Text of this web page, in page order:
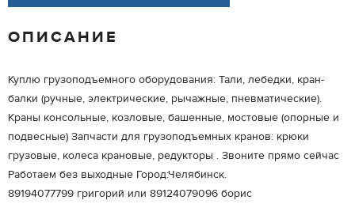
ОПИСАНИЕ
Куплю грузоподъемного оборудования: Тали, лебедки, кран-
балки (ручные, электрические, рычажные, пневматические).
Краны консольные, козловые, башенные, мостовые (опорные и
подвесные) Запчасти для грузоподъемных кранов: крюки
грузовые, колеса крановые, редукторы . Звоните прямо сейчас
Работаем без выходные Город:Челябинск.
89194077799 григорий или 89124079096 борис